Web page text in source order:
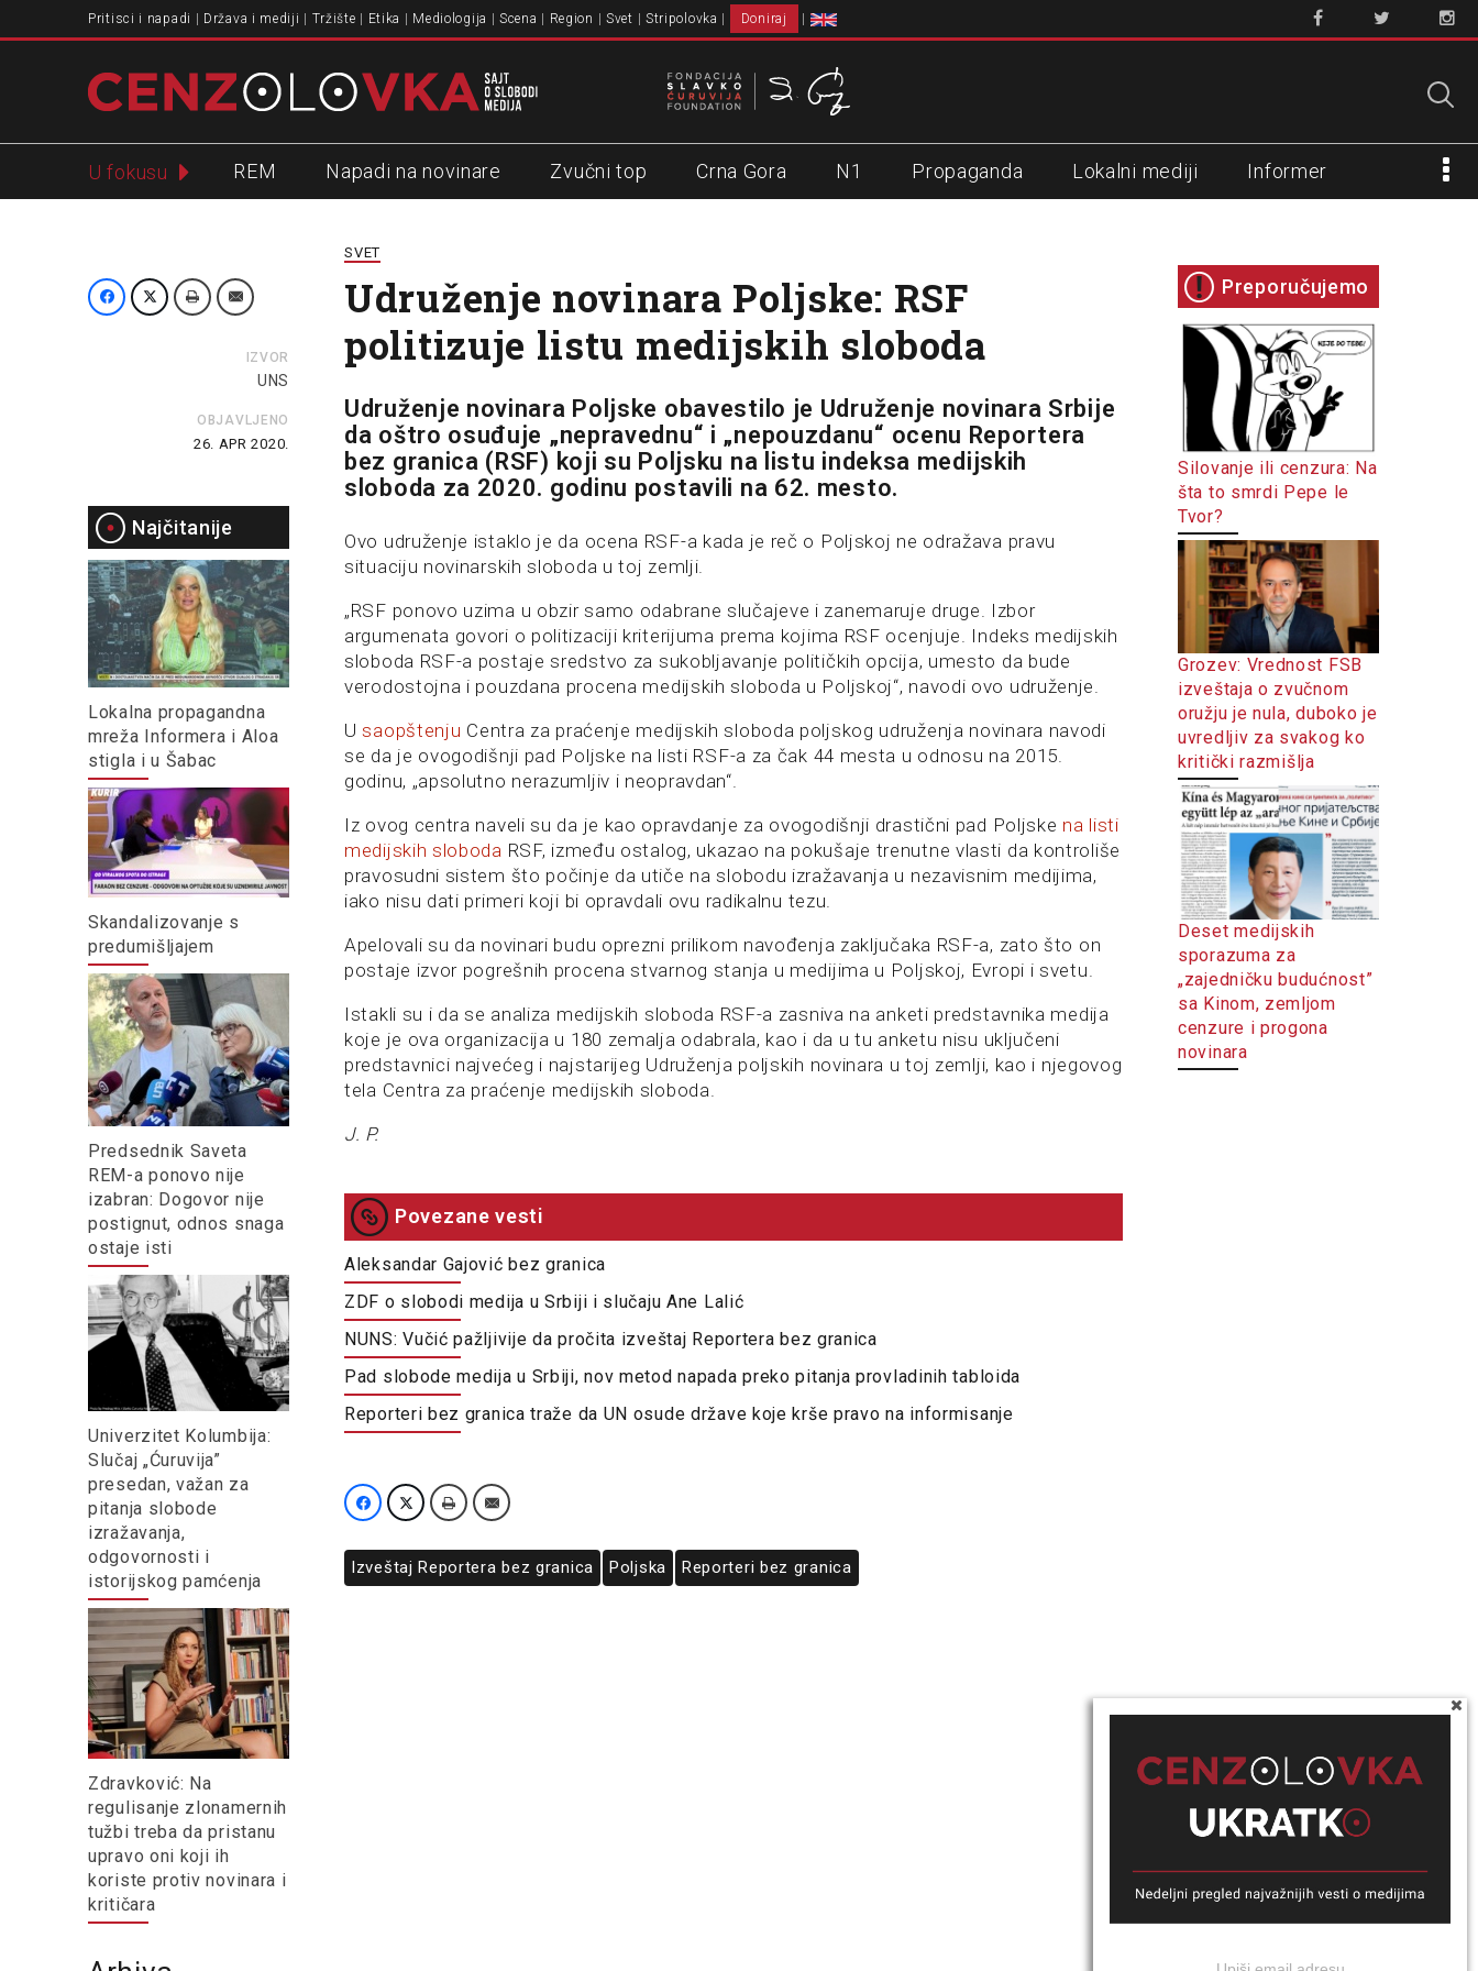
Pritisci i napadi Država i mediji Tržište Etika Mediologija Scena Region Svet Stripolovka Doniraj
U fokusu REM Napadi na novinare Zvučni top Crna Gora N1 Propaganda Lokalni mediji Informer
IZVOR
UNS
OBJAVLJENO
26. APR 2020.
Najčitanije
Lokalna propagandna
mreža Informera i Aloa
stigla i u Šabac
Skandalizovanje s
predumišljajem
Predsednik Saveta
REM-a ponovo nije
izabran: Dogovor nije
postignut, odnos snaga
ostaje isti
Univerzitet Kolumbija:
Slučaj „Ćuruvija”
presedan, važan za
pitanja slobode
izražavanja,
odgovornosti i
istorijskog pamćenja
Zdravković: Na
regulisanje zlonamernih
tužbi treba da pristanu
upravo oni koji ih
koriste protiv novinara i
kritičara
SVET
Udruženje novinara Poljske: RSF
politizuje listu medijskih sloboda
Udruženje novinara Poljske obavestilo je Udruženje novinara Srbije
da oštro osuđuje „nepravednu“ i „nepouzdanu“ ocenu Reportera
bez granica (RSF) koji su Poljsku na listu indeksa medijskih
sloboda za 2020. godinu postavili na 62. mesto.
Ovo udruženje istaklo je da ocena RSF-a kada je reč o Poljskoj ne odražava pravu
situaciju novinarskih sloboda u toj zemlji.
„RSF ponovo uzima u obzir samo odabrane slučajeve i zanemaruje druge. Izbor
argumenata govori o politizaciji kriterijuma prema kojima RSF ocenjuje. Indeks medijskih
sloboda RSF-a postaje sredstvo za sukobljavanje političkih opcija, umesto da bude
verodostojna i pouzdana procena medijskih sloboda u Poljskoj“, navodi ovo udruženje.
Usaopštenju Centra za praćenje medijskih sloboda poljskog udruženja novinara navodi
se da je ovogodišnji pad Poljske na listi RSF-a za čak 44 mesta u odnosu na 2015.
godinu, „apsolutno nerazumljiv i neopravdan“.
Iz ovog centra naveli su da je kao opravdanje za ovogodišnji drastični pad Poljske na listi
medijskih sloboda RSF, između ostalog, ukazao na pokušaje trenutne vlasti da kontroliše
pravosudni sistem što počinje da utiče na slobodu izražavanja u nezavisnim medijima,
iako nisu dati primeri koji bi opravdali ovu radikalnu tezu.
Apelovali su da novinari budu oprezni prilikom navođenja zaključaka RSF-a, zato što on
postaje izvor pogrešnih procena stvarnog stanja u medijima u Poljskoj, Evropi i svetu.
Istakli su i da se analiza medijskih sloboda RSF-a zasniva na anketi predstavnika medija
koje je ova organizacija u 180 zemalja odabrala, kao i da u tu anketu nisu uključeni
predstavnici najvećeg i najstarijeg Udruženja poljskih novinara u toj zemlji, kao i njegovog
tela Centra za praćenje medijskih sloboda.
J. P.
Povezane vesti
Aleksandar Gajović bez granica
ZDF o slobodi medija u Srbiji i slučaju Ane Lalić
NUNS: Vučić pažljivije da pročita izveštaj Reportera bez granica
Pad slobode medija u Srbiji, nov metod napada preko pitanja provladinih tabloida
Reporteri bez granica traže da UN osude države koje krše pravo na informisanje
Izveštaj Reportera bez granica Poljska Reporteri bez granica
Preporučujemo
Silovanje ili cenzura: Na
šta to smrdi Pepe le
Tvor?
Grozev: Vrednost FSB
izveštaja o zvučnom
oružju je nula, duboko je
uvredljiv za svakog ko
kritički razmišlja
Deset medijskih
sporazuma za
„zajedničku budućnost”
sa Kinom, zemljom
cenzure i progona
novinara